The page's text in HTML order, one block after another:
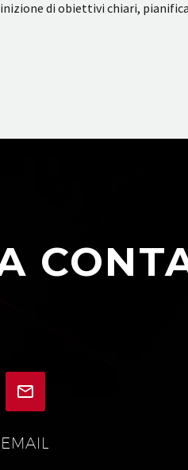
di obiettivi chiari,


EMAIL